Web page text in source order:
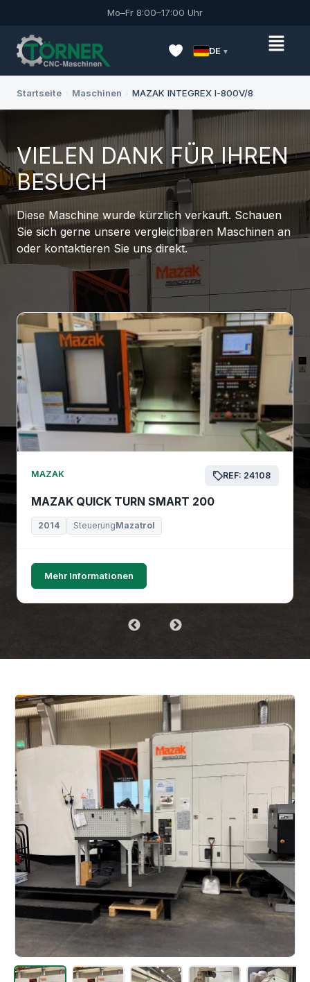
Mo–Fr 8:00–17:00 Uhr
DE
Startseite Maschinen MAZAK INTEGREX I-800V/8
VIELEN DANK FÜR IHREN
BESUCH
Diese Maschine wurde kürzlich verkauft. Schauen
Sie sich gerne unsere vergleichbaren Maschinen an
oder kontaktieren Sie uns direkt.
MAZAK REF: 24108
MAZAK QUICK TURN SMART 200
2014 SteuerungMazatrol
Mehr Informationen